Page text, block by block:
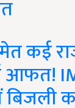
कई
आफत!